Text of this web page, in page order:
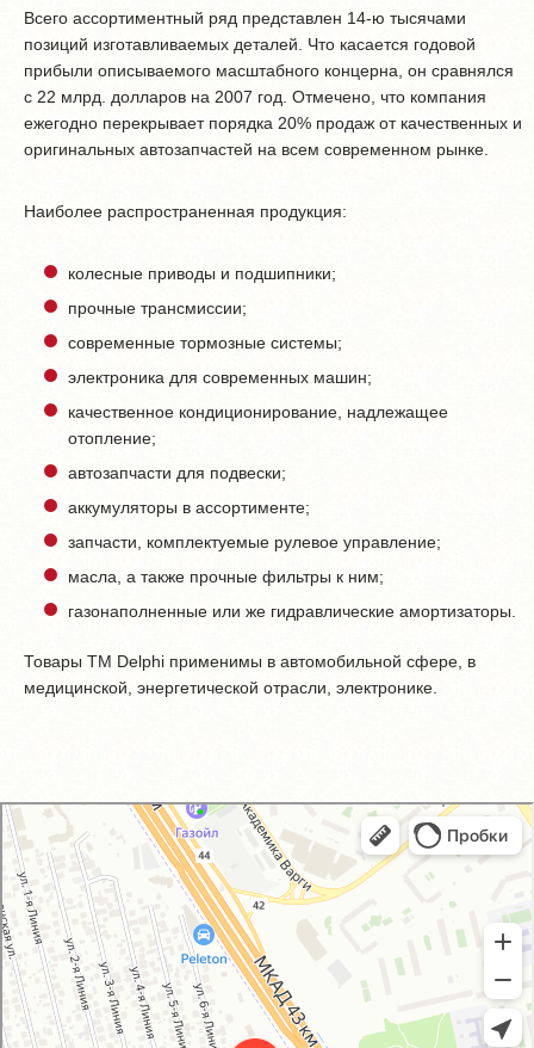
Всего ассортиментный ряд представлен 14-ю тысячами
позиций изготавливаемых деталей. Что касается годовой
прибыли описываемого масштабного концерна, он сравнялся
с 22 млрд. долларов на 2007 год. Отмечено, что компания
ежегодно перекрывает порядка 20% продаж от качественных и
оригинальных автозапчастей на всем современном рынке.
Наиболее распространенная продукция:
колесные приводы и подшипники;
прочные трансмиссии;
современные тормозные системы;
электроника для современных машин;
качественное кондиционирование, надлежащее
отопление;
автозапчасти для подвески;
аккумуляторы в ассортименте;
запчасти, комплектуемые рулевое управление;
масла, а также прочные фильтры к ним;
газонаполненные или же гидравлические амортизаторы.
Товары ТМ Delphi применимы в автомобильной сфере, в
медицинской, энергетической отрасли, электронике.
GM-City&VAG-Repair
Автосервис, автотехцентр в Москве
Магазин автозапчастей и автотоваров в Москве